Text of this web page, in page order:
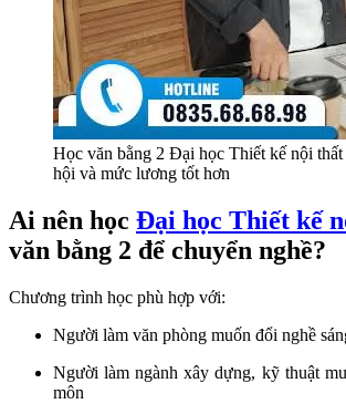
Học văn bằng 2 Đại học Thiết kế nội thất
hội và mức lương tốt hơn
Ai nên học Đại học Thiết kế
văn bằng 2 để chuyển nghề?
Chương trình học phù hợp với:
Người làm văn phòng muốn đổi nghề
Người làm ngành xây dựng, kỹ thuật
môn